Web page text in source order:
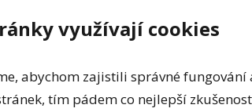
k
se
využívají cookies
abychom zajistili správné fungování
tím pádem co nejlepší